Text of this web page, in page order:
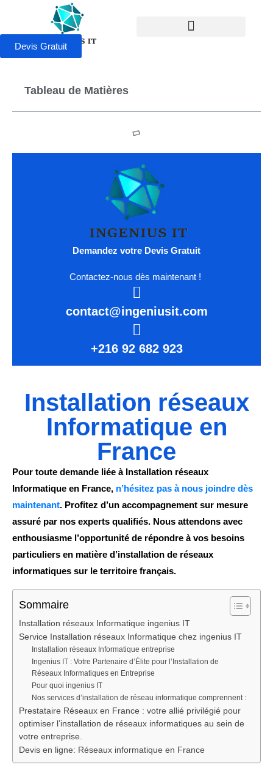
Devis Gratuit
Tableau de Matières
Demandez votre Devis Gratuit
Contactez-nous dès maintenant !
contact@ingeniusit.com
+216 92 682 923
Installation réseaux
Informatique en
France
Pour toute demande liée à Installation réseaux
Informatique en France, n’hésitez pas à nous joindre dès
maintenant. Profitez d’un accompagnement sur mesure
assuré par nos experts qualifiés. Nous attendons avec
enthousiasme l’opportunité de répondre à vos besoins
particuliers en matière d’installation de réseaux
informatiques sur le territoire français.
Sommaire
Installation réseaux Informatique ingenius IT
Service Installation réseaux Informatique chez ingenius IT
Installation réseaux Informatique entreprise
Ingenius IT : Votre Partenaire d’Élite pour l’Installation de
Réseaux Informatiques en Entreprise
Pour quoi ingenius IT
Nos services d’installation de réseau informatique comprennent :
Prestataire Réseaux en France : votre allié privilégié pour
optimiser l’installation de réseaux informatiques au sein de
votre entreprise.
Devis en ligne: Réseaux informatique en France